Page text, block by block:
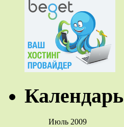
Календарь
Июль 2009